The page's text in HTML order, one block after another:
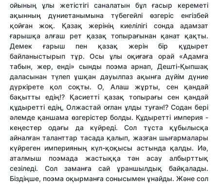
ойының ұлы жетістігі саналатын бұл ғасыр кереметі
ақынның дүниетанымына түбегейлі өзгеріс енгізбей
қойған жоқ. Қазақ жерінің киелілігі сонда адамзат
ғарышқа алғаш рет қазақ топырағынан қанат қақты.
Демек ғарыш пен қазақ жерін бір құдырет
байланыстырып тұр. Осы ұлы оқиғаға орай «Адамға
табын, жер, енді» сынды поэма арнап, Дешті-Қыпшақ
даласынан түлеп ұшқан дауылпаз ақынға дүйім дүние
дүркірете қол соқты. О, Алаш жұрты, сен қандай
бақытты едің!? Қасиетті қазақ топырағы сен қандай
құдыретті едің, Олжастай оғлан ұлды туған!? Содан бері
әлемде қаншама өзгерістер болды. Құдыретті империя -
кеңестер одағы да күйреді. Сол тұста құбылысқа
айналған таланттар тасада қалып, жазған шығармалары
күйреген империяның күл-қоқысы астында қалды. Иә,
аталмыш поэмада жастыққа тән асау албырттық
сезіледі. Сол заманға сай ұраншылдық байқалады.
Біздіңше, поэма оқырманға сонысымен ұнайды. Және сол